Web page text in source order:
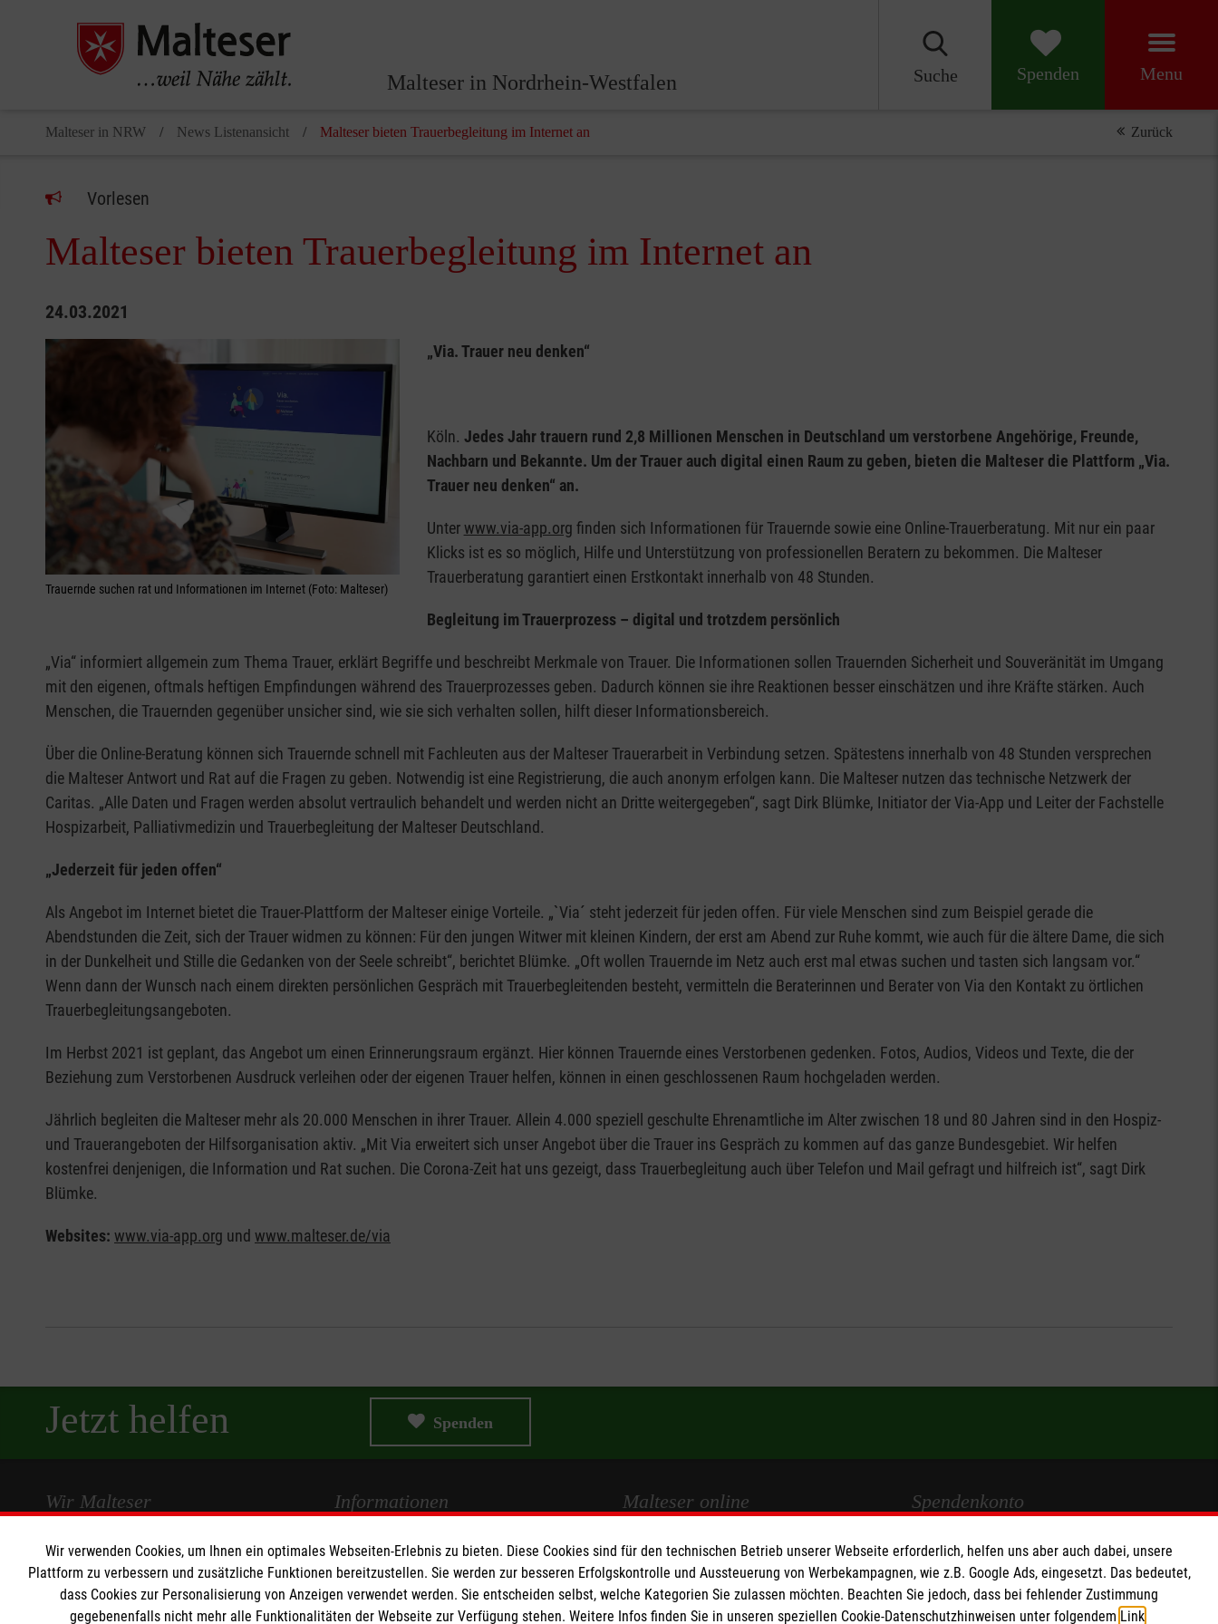
Malteser in Nordrhein-Westfalen Suche Spenden Menu
Malteser in NRW News Listenansicht Malteser bieten Trauerbegleitung im Internet an Zurück
Vorlesen
Malteser bieten Trauerbegleitung im Internet an
24.03.2021
Trauernde suchen rat und Informationen im Internet (Foto: Malteser)
„Via. Trauer neu denken“
Köln. Jedes Jahr trauern rund 2,8 Millionen Menschen in Deutschland um verstorbene Angehörige, Freunde,
Nachbarn und Bekannte. Um der Trauer auch digital einen Raum zu geben, bieten die Malteser die Plattform „Via.
Trauer neu denken“ an.
Unterwww.via-app.org finden sich Informationen für Trauernde sowie eine Online-Trauerberatung. Mit nur ein paar
Klicks ist es so möglich, Hilfe und Unterstützung von professionellen Beratern zu bekommen. Die Malteser
Trauerberatung garantiert einen Erstkontakt innerhalb von 48 Stunden.
Begleitung im Trauerprozess – digital und trotzdem persönlich
„Via“ informiert allgemein zum Thema Trauer, erklärt Begriffe und beschreibt Merkmale von Trauer. Die Informationen sollen Trauernden Sicherheit und Souveränität im Umgang
mit den eigenen, oftmals heftigen Empfindungen während des Trauerprozesses geben. Dadurch können sie ihre Reaktionen besser einschätzen und ihre Kräfte stärken. Auch
Menschen, die Trauernden gegenüber unsicher sind, wie sie sich verhalten sollen, hilft dieser Informationsbereich.
Über die Online-Beratung können sich Trauernde schnell mit Fachleuten aus der Malteser Trauerarbeit in Verbindung setzen. Spätestens innerhalb von 48 Stunden versprechen
die Malteser Antwort und Rat auf die Fragen zu geben. Notwendig ist eine Registrierung, die auch anonym erfolgen kann. Die Malteser nutzen das technische Netzwerk der
Caritas. „Alle Daten und Fragen werden absolut vertraulich behandelt und werden nicht an Dritte weitergegeben“, sagt Dirk Blümke, Initiator der Via-App und Leiter der Fachstelle
Hospizarbeit, Palliativmedizin und Trauerbegleitung der Malteser Deutschland.
„Jederzeit für jeden offen“
Als Angebot im Internet bietet die Trauer-Plattform der Malteser einige Vorteile. „`Via´ steht jederzeit für jeden offen. Für viele Menschen sind zum Beispiel gerade die
Abendstunden die Zeit, sich der Trauer widmen zu können: Für den jungen Witwer mit kleinen Kindern, der erst am Abend zur Ruhe kommt, wie auch für die ältere Dame, die sich
in der Dunkelheit und Stille die Gedanken von der Seele schreibt“, berichtet Blümke. „Oft wollen Trauernde im Netz auch erst mal etwas suchen und tasten sich langsam vor.“
Wenn dann der Wunsch nach einem direkten persönlichen Gespräch mit Trauerbegleitenden besteht, vermitteln die Beraterinnen und Berater von Via den Kontakt zu örtlichen
Trauerbegleitungsangeboten.
Im Herbst 2021 ist geplant, das Angebot um einen Erinnerungsraum ergänzt. Hier können Trauernde eines Verstorbenen gedenken. Fotos, Audios, Videos und Texte, die der
Beziehung zum Verstorbenen Ausdruck verleihen oder der eigenen Trauer helfen, können in einen geschlossenen Raum hochgeladen werden.
Jährlich begleiten die Malteser mehr als 20.000 Menschen in ihrer Trauer. Allein 4.000 speziell geschulte Ehrenamtliche im Alter zwischen 18 und 80 Jahren sind in den Hospiz-
und Trauerangeboten der Hilfsorganisation aktiv. „Mit Via erweitert sich unser Angebot über die Trauer ins Gespräch zu kommen auf das ganze Bundesgebiet. Wir helfen
kostenfrei denjenigen, die Information und Rat suchen. Die Corona-Zeit hat uns gezeigt, dass Trauerbegleitung auch über Telefon und Mail gefragt und hilfreich ist“, sagt Dirk
Blümke.
Websites: www.via-app.org und www.malteser.de/via
Jetzt helfen Spenden
Wir Malteser
Spenden und Helfen
Angebote und Leistungen
Informationen
Kontakt
Pressestelle
Malteser online
Malteserorden
Malteser Jugend
Malteser International
Spendenkonto
Empfänger: Malteser Hilfsdienst e.V.
IBAN: DE103 7060 120 120 120 0001 2
BIC: GENODED 1PA7
Wir verwenden Cookies, um Ihnen ein optimales Webseiten-Erlebnis zu bieten. Diese Cookies sind für den technischen Betrieb unserer Webseite erforderlich, helfen uns aber auch dabei, unsere
Plattform zu verbessern und zusätzliche Funktionen bereitzustellen. Sie werden zur besseren Erfolgskontrolle und Aussteuerung von Werbekampagnen, wie z.B. Google Ads, eingesetzt. Das bedeutet,
dass Cookies zur Personalisierung von Anzeigen verwendet werden. Sie entscheiden selbst, welche Kategorien Sie zulassen möchten. Beachten Sie jedoch, dass bei fehlender Zustimmung
gegebenenfalls nicht mehr alle Funktionalitäten der Webseite zur Verfügung stehen. Weitere Infos finden Sie in unseren speziellen Cookie-Datenschutzhinweisen unter folgendem Link